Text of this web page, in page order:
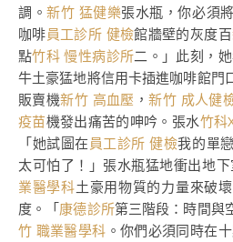
調。新竹 猛健樂張水瓶，你必須
咖啡員工診所 健檢館牆壁的灰度百
點竹科 慢性病診所二。」此刻，
牛土豪猛地將信用卡插進咖啡館門
販賣機新竹 高血壓 ，新竹 成人健
疫苗機發出痛苦的呻吟。張水竹科
「她試圖在 員工診所 健檢我的單
太可怕了！」張水瓶猛地衝出地
業醫學科土豪用物質的力量來破
度。「康德診所第三階段：時間與
竹 職業醫學科 。你們必須同時在